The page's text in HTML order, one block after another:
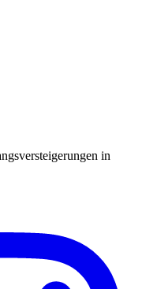
in